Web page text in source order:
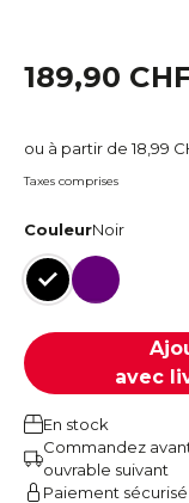
189,90
ou à partir de 18,99
Taxes comprises
CouleurNoir
Noir Prune
avec
En stock
Commandez
ouvrable suivant
Paiement sécurisé